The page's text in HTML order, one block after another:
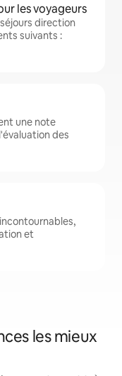
les voyageurs
direction
suivants :
une note
des
et
les mieux